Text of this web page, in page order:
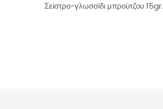
Σείστρο-γλωσσίδι μπρούτζου 15gr.